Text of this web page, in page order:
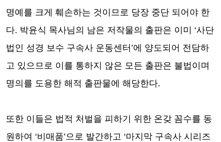
명예를 크게 훼손하는 것이므로 당장 중단 되어야 한
다. 박윤식 목사님의 남은 저작물의 출판은 이미 ‘사단
법인 성경 보수 구속사 운동센터 ’에 양도되어 전담하
고 있으므로 이를 통하지 않은 모든 출판은 불법이며
명의를 도용한 해적 출판물에 해당한다.
또한 이들은 법적 처벌을 피하기 위한 온갖 꼼수를 동
원하여 ‘비매품’으로 발간하고 ‘마지막 구속사 시리즈